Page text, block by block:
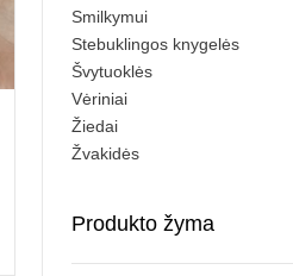
Smilkymui
Stebuklingos knygelės
Švytuoklės
Vėriniai
Žiedai
Žvakidės
Produkto žyma